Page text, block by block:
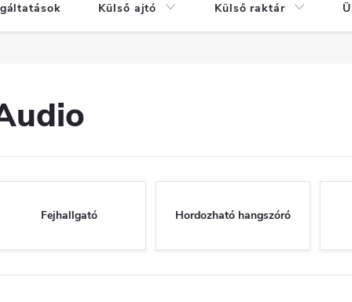
Külső ajtó Külső raktár
Fejhallgató Hordozható hangszóró